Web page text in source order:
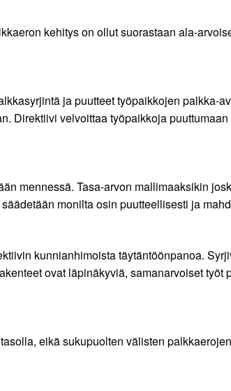
kehitys on ollut suorastaan ala-
ja puutteet työpaikkojen palkka-
Direktiivi velvoittaa työpaikkoja
mennessä. Tasa-arvon mallimaaksikin
monilta osin puutteellisesti ja
kunnianhimoista täytäntöönpanoa.
ovat läpinäkyviä, samanarvoiset
eikä sukupuolten välisten